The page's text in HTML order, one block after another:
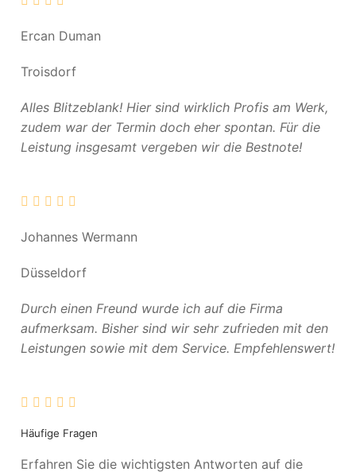
Ercan Duman
Troisdorf
Alles Blitzeblank! Hier sind wirklich Profis am Werk,
zudem war der Termin doch eher spontan. Für die
Leistung insgesamt vergeben wir die Bestnote!
Johannes Wermann
Düsseldorf
Durch einen Freund wurde ich auf die Firma
aufmerksam. Bisher sind wir sehr zufrieden mit den
Leistungen sowie mit dem Service. Empfehlenswert!
Häufige Fragen
Erfahren Sie die wichtigsten Antworten auf die